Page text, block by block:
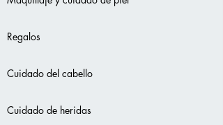
Regalos
Cuidado del cabello
Cuidado de heridas